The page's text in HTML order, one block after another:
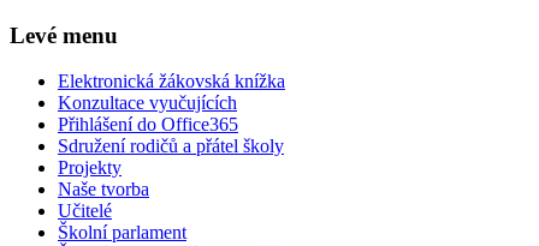
Levé menu
Elektronická žákovská knížka
Konzultace vyučujících
Přihlášení do Office365
Sdružení rodičů a přátel školy
Projekty
Naše tvorba
Učitelé
Školní parlament